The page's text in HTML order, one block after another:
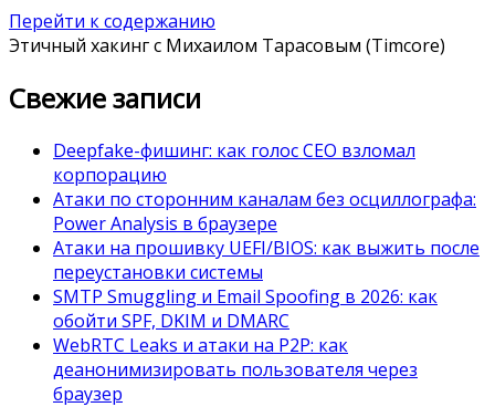
Перейти к содержанию
Этичный хакинг с Михаилом Тарасовым (Timcore)
Свежие записи
Deepfake-фишинг: как голос CEO взломал
корпорацию
Атаки по сторонним каналам без осциллографа:
Power Analysis в браузере
Атаки на прошивку UEFI/BIOS: как выжить после
переустановки системы
SMTP Smuggling и Email Spoofing в 2026: как
обойти SPF, DKIM и DMARC
WebRTC Leaks и атаки на P2P: как
деанонимизировать пользователя через
браузер